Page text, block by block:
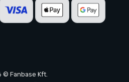
© Fanbase Kft.